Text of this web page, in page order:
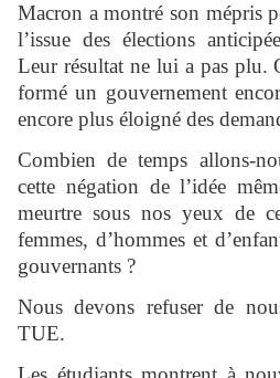
Macron a montré son mépris
l’issue des élections
Leur résultat ne lui a pas plu.
formé un gouvernement
encore plus éloigné des
Combien de temps allons-
cette négation de l’idée
meurtre sous nos yeux de
femmes, d’hommes et
gouvernants ?
Nous devons refuser de
TUE.